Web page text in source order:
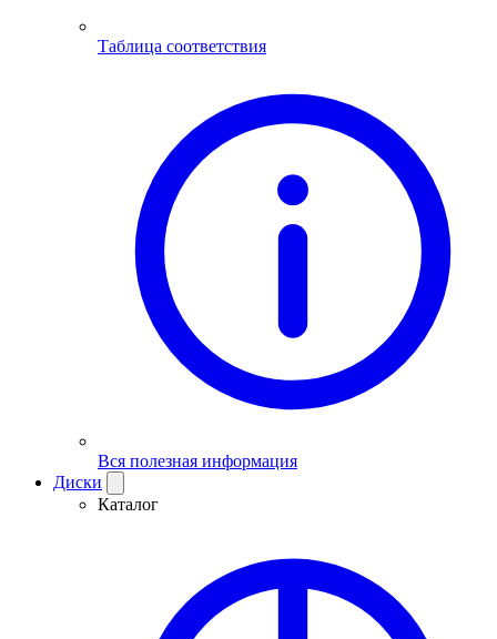
Таблица соответствия
Вся полезная информация
Диски
Каталог